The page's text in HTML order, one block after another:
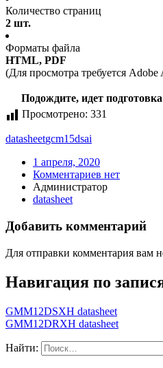
Количество страниц
2 шт.
Форматы файла
HTML, PDF
(Для просмотра требуется Adobe
Подождите, идет
Просмотрено: 331
datasheetgcm15dsai
1 апреля, 2020
Комментариев нет
Администратор
datasheet
Добавить комментарий
Для отправки комментария вам
Навигация по
GMM12DSXH datasheet
GMM12DRXH datasheet
Найти: